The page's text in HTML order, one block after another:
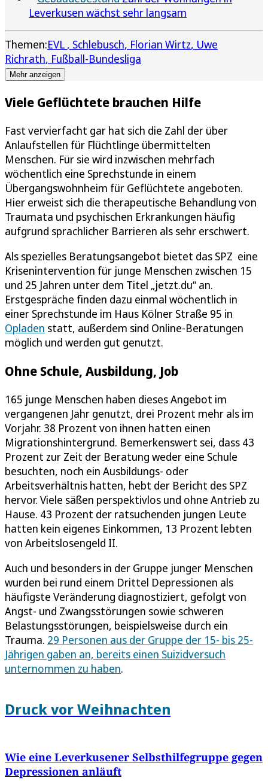
Leverkusen wächst sehr langsam
Themen:EVL Schlebusch Florian Wirtz Uwe
Richrath Fußball-Bundesliga
Mehr anzeigen
Viele Geflüchtete brauchen Hilfe
Fast vervierfacht gar hat sich die Zahl der über
Anlaufstellen für Flüchtlinge übermittelten
Menschen. Für sie wird inzwischen mehrfach
wöchentlich eine Sprechstunde in einem
Übergangswohnheim für Geflüchtete angeboten.
Hier erweist sich die therapeutische Behandlung von
Traumata und psychischen Erkrankungen häufig
aufgrund sprachlicher Barrieren als sehr erschwert.
Als spezielles Beratungsangebot bietet das SPZ eine
Krisenintervention für junge Menschen zwischen 15
und 25 Jahren unter dem Titel „jetzt.du“ an.
Erstgespräche finden dazu einmal wöchentlich in
einer Sprechstunde im Haus Kölner Straße 95 in
Opladen statt, außerdem sind Online-Beratungen
möglich und werden gut genutzt.
Ohne Schule, Ausbildung, Job
165 junge Menschen haben dieses Angebot im
vergangenen Jahr genutzt, drei Prozent mehr als im
Vorjahr. 38 Prozent von ihnen hatten einen
Migrationshintergrund. Bemerkenswert sei, dass 43
Prozent zur Zeit der Beratung weder eine Schule
besuchten, noch ein Ausbildungs- oder
Arbeitsverhältnis hatten, hebt der Bericht des SPZ
hervor. Viele säßen perspektivlos und ohne Antrieb zu
Hause. 43 Prozent der ratsuchenden jungen Leute
hatten kein eigenes Einkommen, 13 Prozent lebten
von Arbeitslosengeld II.
Auch und besonders in der Gruppe junger Menschen
wurden bei rund einem Drittel Depressionen als
häufigste Veränderung diagnostiziert, gefolgt von
Angst- und Zwangsstörungen sowie schweren
Belastungsstörungen, beispielsweise durch ein
Trauma. 29 Personen aus der Gruppe der 15- bis 25-
Jährigen gaben an, bereits einen Suizidversuch
unternommen zu haben.
Druck vor Weihnachten
Wie eine Leverkusener Selbsthilfegruppe gegen
Depressionen anläuft